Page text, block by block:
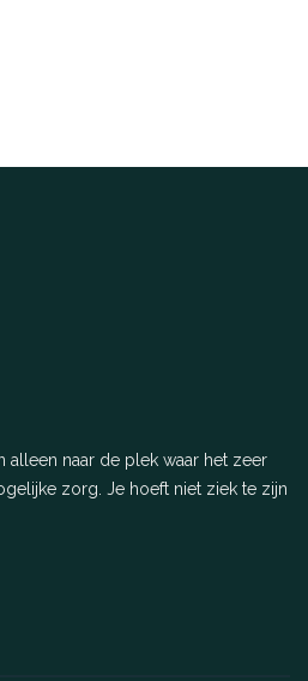
alleen naar de plek waar het zeer
zorg. Je hoeft niet ziek te zijn